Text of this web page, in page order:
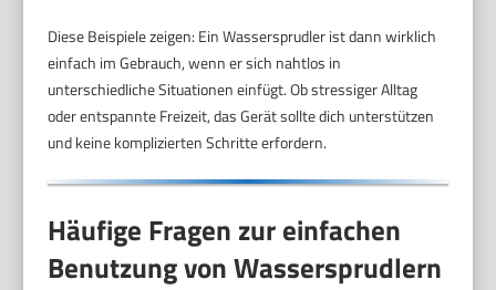
Diese Beispiele zeigen: Ein Wassersprudler ist dann wirklich
einfach im Gebrauch, wenn er sich nahtlos in
unterschiedliche Situationen einfügt. Ob stressiger Alltag
oder entspannte Freizeit, das Gerät sollte dich unterstützen
und keine komplizierten Schritte erfordern.
Häufige Fragen zur einfachen
Benutzung von Wassersprudlern